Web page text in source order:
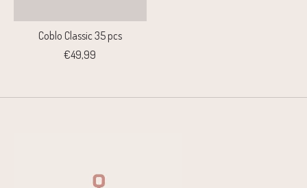
Coblo Classic 35 pcs
€49,99